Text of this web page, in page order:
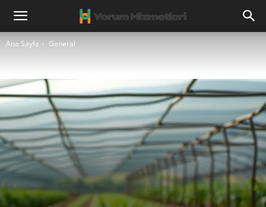
Ana Sayfa General